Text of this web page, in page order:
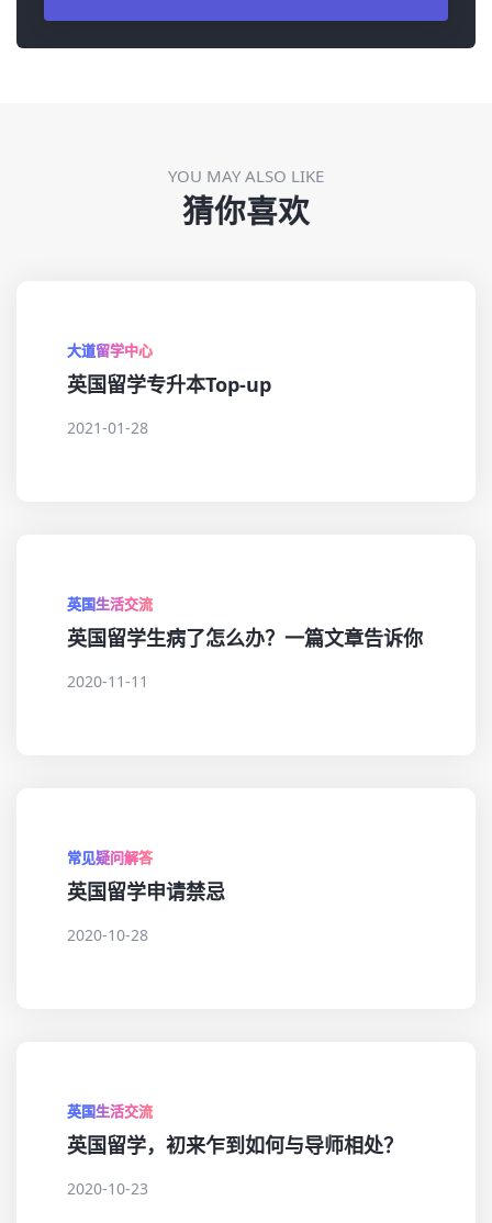
YOU MAY ALSO LIKE
猜你喜欢
大道留学中心
英国留学专升本Top-up
2021-01-28
英国生活交流
英国留学生病了怎么办？一篇文章告诉你
2020-11-11
常见疑问解答
英国留学申请禁忌
2020-10-28
英国生活交流
英国留学，初来乍到如何与导师相处？
2020-10-23